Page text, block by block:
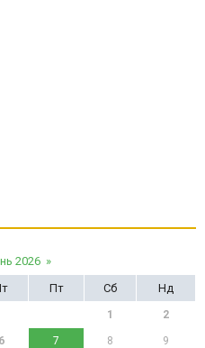
2026 »
Пт Сб Нд
1 2
6 7 8 9